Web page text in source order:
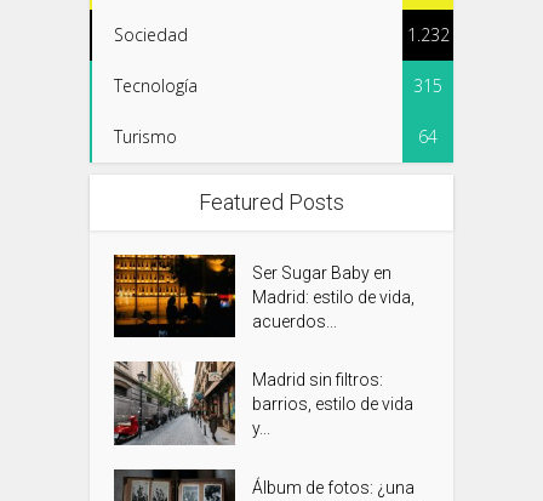
Sociedad 1.232
Tecnología 315
Turismo 64
Featured Posts
Ser Sugar Baby en
Madrid: estilo de vida,
acuerdos...
Madrid sin filtros:
barrios, estilo de vida
y...
Álbum de fotos: ¿una